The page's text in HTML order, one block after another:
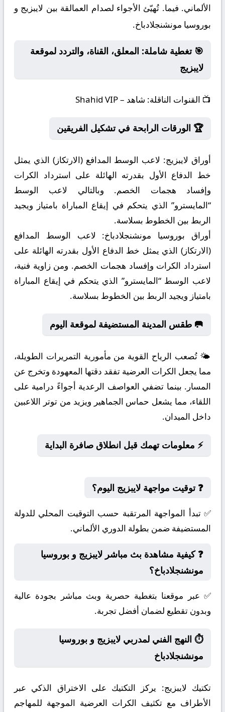
الألماني. فيما. تُهيّئ الأجواء لصدام العمالقة بين لايبزيج و
بوروسيا مونشنجلادباخ.
🎯 تغطية شاملة: المعلق، القناة، والتردد لموقعة
لايبزيج
📺 القنوات الناقلة: شاهد – Shahid VIP
🏆 الورقات الرابحة في تشكيل الفريقين
أوراق لايبزيج: لاعب الوسط المدافع (الارتكاز) الذي يمثل
خط الدفاع الأول بقدرته الهائلة على استرداد الكرات
وإفساد هجمات الخصم. وبالتالي لاعب الوسط
“المايسترو” الذي يتحكم في إيقاع المباراة بامتياز ويجيد
الربط بين الخطوط بسلاسة.
أوراق بوروسيا مونشنجلادباخ: لاعب الوسط المدافع
(الارتكاز) الذي يمثل خط الدفاع الأول بقدرته الهائلة على
استرداد الكرات وإفساد هجمات الخصم. ومن زاوية فنية،
لاعب الوسط “المايسترو” الذي يتحكم في إيقاع المباراة
بامتياز ويجيد الربط بين الخطوط بسلاسة.
🥅 طقس المدينة المستضيفة لموقعة اليوم
🌤️ تُصعب الرياح القوية من مأمورية التمريرات الطويلة،
مما يجعل الكرات العرضية تفقد دقتها المعهودة وتخرج عن
المسار. بينما تضفي العواصف الرعدية أجواءً درامية على
اللقاء، مما يشعل حماس الجماهير ويزيد من توتر اللاعبين
داخل الميدان.
⚡ معلومات تهمك قبل انطلاق صافرة البداية
❓ توقيت مواجهة لايبزيج اليوم؟
✅ تبدأ المواجهة المرتقبة حسب التوقيت المحلي للدولة
المستضيفة ضمن بطولة الدوري الألماني.
❓ كيفية مشاهدة بث مباشر لايبزيج و بوروسيا
مونشنجلادباخ؟
✅ عبر موقعنا بتغطية حصرية وبث مباشر بجودة عالية
وبدون تقطيع لضمان أفضل تجربة.
⏱️ النهج الفني لمدربي لايبزيج و بوروسيا
مونشنجلادباخ
تكتيك لايبزيج: يركز التكتيك على الاختراق الذكي عبر
الأطراف مع تكثيف الكرات العرضية الموجهة للمهاجم